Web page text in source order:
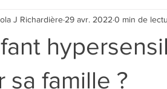
sa famille ?
J Richardière 29 avr. 2022 0 min de